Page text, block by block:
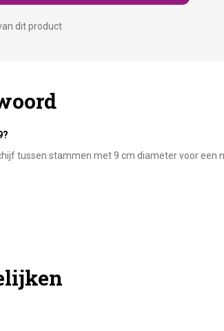
dit product
tussen stammen met 9 cm diameter voor een